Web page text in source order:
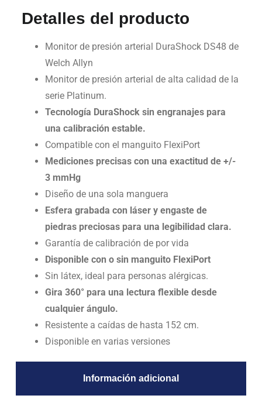
Información adicional
Detalles del producto
Monitor de presión arterial DuraShock DS48 de
Welch Allyn
Monitor de presión arterial de alta calidad de la
serie Platinum.
Tecnología DuraShock sin engranajes para
una calibración estable.
Compatible con el manguito FlexiPort
Mediciones precisas con una exactitud de +/-
3 mmHg
Diseño de una sola manguera
Esfera grabada con láser y engaste de
piedras preciosas para una legibilidad clara.
Garantía de calibración de por vida
Disponible con o sin manguito FlexiPort
Sin látex, ideal para personas alérgicas.
Gira 360° para una lectura flexible desde
cualquier ángulo.
Resistente a caídas de hasta 152 cm.
Disponible en varias versiones